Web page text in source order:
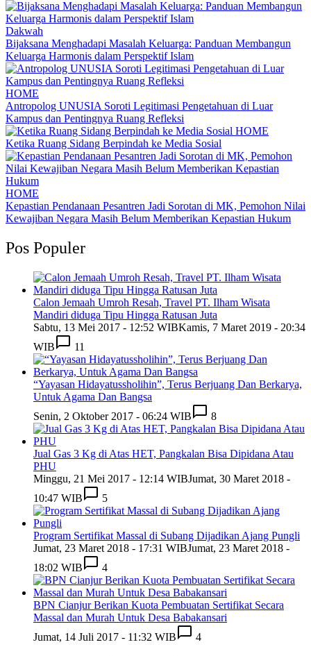
Dakwah
Bijaksana Menghadapi Masalah Keluarga: Panduan Membangun
Keluarga Harmonis dalam Perspektif Islam
HOME
Antropolog UNUSIA Soroti Legitimasi Pengetahuan di Luar
Kampus dan Pentingnya Ruang Refleksi
HOME
Ketika Ruang Sidang Berpindah ke Media Sosial
HOME
Kepastian Pendanaan Pesantren Jadi Sorotan di MK, Pemohon Nilai
Kewajiban Negara Masih Belum Memberikan Kepastian Hukum
Pos Populer
Calon Jemaah Umroh Resah, Travel PT. Ilham Wisata
Mandiri diduga Tipu Hingga Ratusan Juta
Sabtu, 13 Mei 2017 - 12:52 WIBKamis, 7 Maret 2019 - 20:34
WIB
11
“Yayasan Hidayatussholihin”, Terus Berjuang Dan Berkarya,
Untuk Agama Dan Bangsa
Senin, 2 Oktober 2017 - 06:24 WIB
8
Jual Gas 3 Kg di Atas HET, Pangkalan Bisa Dipidana Atau
PHU
Minggu, 21 Mei 2017 - 12:14 WIBJumat, 30 Maret 2018 -
10:47 WIB
5
Program Sertifikat Massal di Subang Dijadikan Ajang Pungli
Jumat, 23 Maret 2018 - 17:31 WIBJumat, 23 Maret 2018 -
18:02 WIB
4
BPN Cianjur Berikan Kuota Pembuatan Sertifikat Secara
Massal dan Murah Untuk Desa Babakansari
Jumat, 14 Juli 2017 - 11:32 WIB
4